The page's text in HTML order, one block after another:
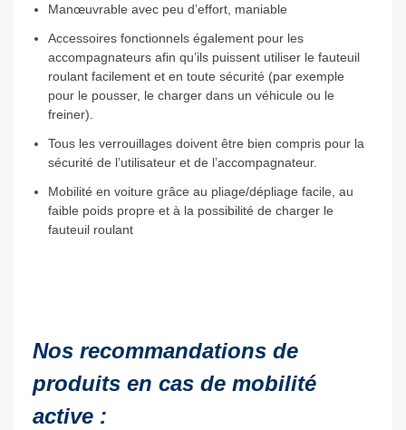
Manœuvrable avec peu d’effort, maniable
Accessoires fonctionnels également pour les
accompagnateurs afin qu’ils puissent utiliser le fauteuil
roulant facilement et en toute sécurité (par exemple
pour le pousser, le charger dans un véhicule ou le
freiner).
Tous les verrouillages doivent être bien compris pour la
sécurité de l’utilisateur et de l’accompagnateur.
Mobilité en voiture grâce au pliage/dépliage facile, au
faible poids propre et à la possibilité de charger le
fauteuil roulant
Nos recommandations de
produits en cas de mobilité
active :